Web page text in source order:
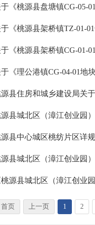
于《桃源县盘塘镇CG-05-
于《桃源县架桥镇TZ-01-
于《桃源县架桥镇CG-01-
《理公港镇CG-04-01地
县城北区（漳江创业园
县中心城区桃纺片区详
县城北区（漳江创业园
桃源县城北区（漳江创业
首页 上一页 1 2